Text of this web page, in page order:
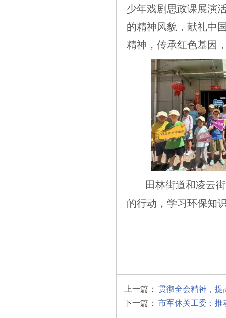
少年戏剧思政课展演
的精神风貌，献礼中
精神，传承红色基因
田林街道和凌云
的行动，学习环保知
上一篇： 贯彻全会精神，提
下一篇： 市军休关工委：推